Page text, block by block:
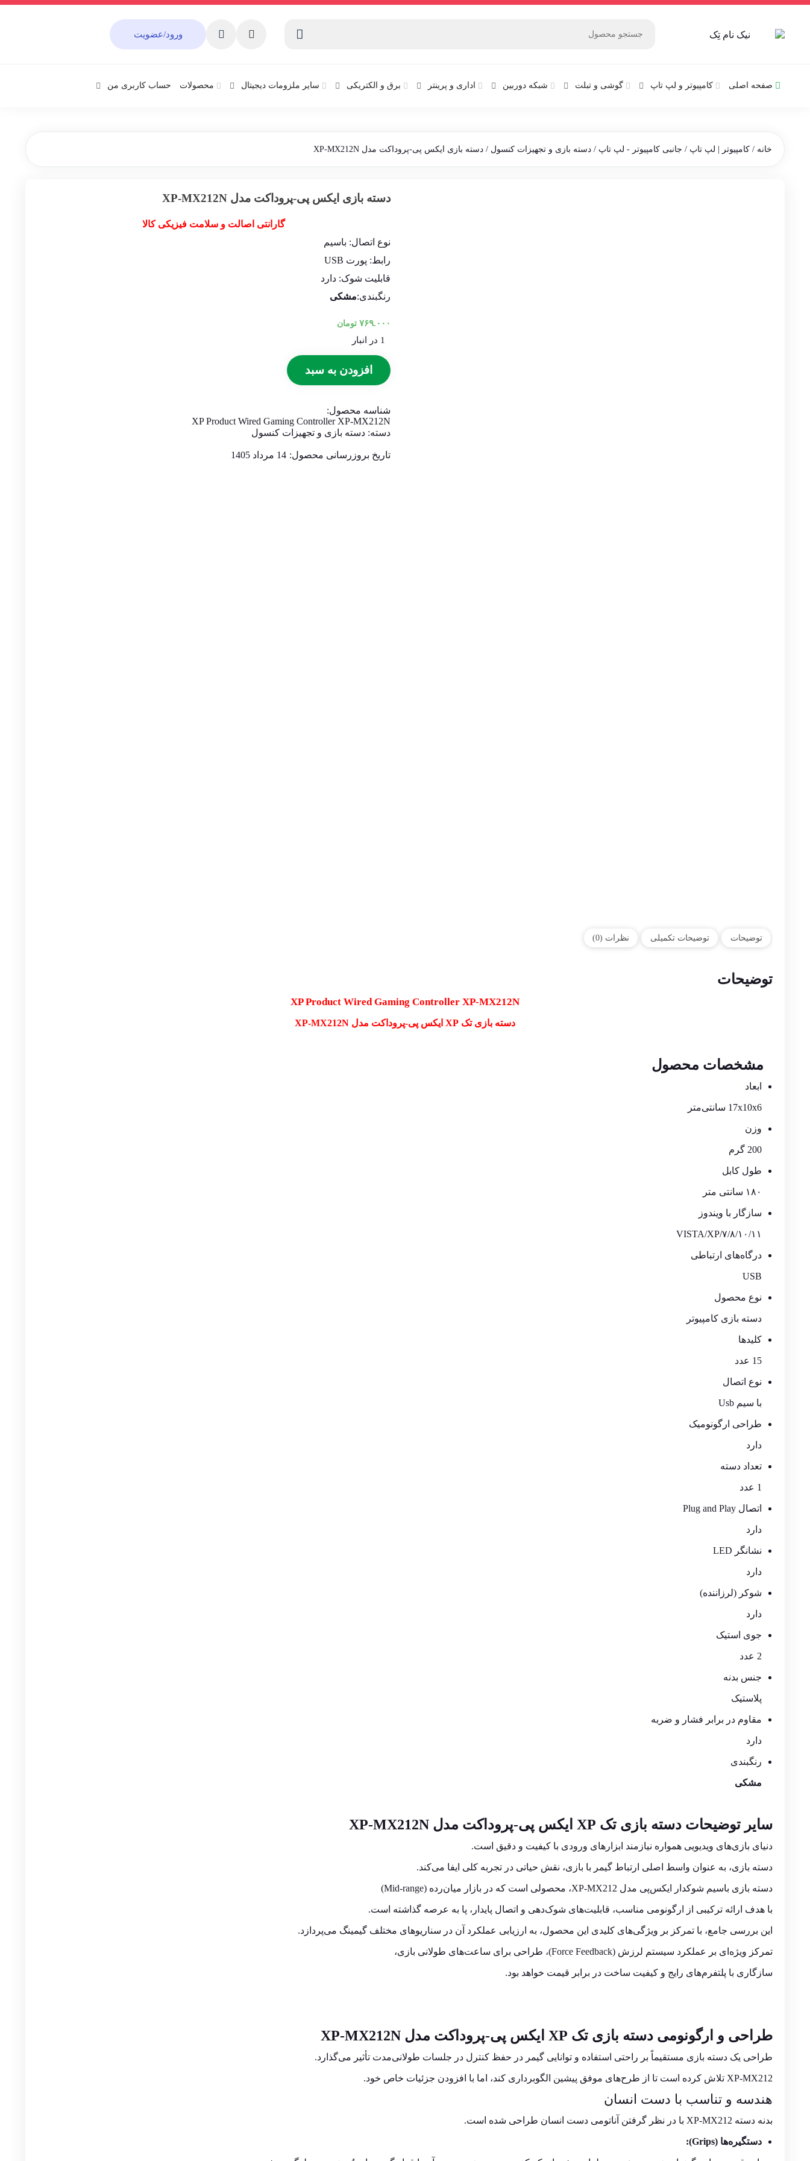
ورود/عضویت
صفحه اصلی کامپیوتر و‌‌‌‌‌ لپ تاپ گوشی و تبلت شبکه دوربین اداری و پرینتر برق و الکتریکی سایر ملزومات دیجیتال محصولات حساب کاربری من
خانه / کامپیوتر | لپ تاپ / جانبی کامپیوتر - لپ تاپ / دسته بازی و تجهیزات کنسول / دسته بازی ایکس پی-پروداکت مدل XP-MX212N
دسته بازی ایکس پی-پروداکت مدل XP-MX212N
گارانتی اصالت و سلامت فیزیکی کالا
نوع اتصال: باسیم
رابط: پورت USB
قابلیت شوک: دارد
رنگبندی:مشکی
۷۶۹.۰۰۰ تومان
1 در انبار
افزودن به سبد
شناسه محصول:
XP Product Wired Gaming Controller XP-MX212N
دسته:دسته بازی و تجهیزات کنسول
تاریخ بروزرسانی محصول: 14 مرداد 1405
توضیحات توضیحات تکمیلی نظرات (0)
توضیحات
XP Product Wired Gaming Controller XP-MX212N
دسته بازی تک XP ایکس پی-پروداکت مدل XP-MX212N
مشخصات محصول
ابعاد
17x10x6 سانتی‌متر
وزن
200 گرم
طول کابل
۱۸۰ سانتی متر
سازگار با ویندوز
۷/۸/۱۰/۱۱/VISTA/XP
درگاه‌های ارتباطی
USB
نوع محصول
دسته بازی کامپیوتر
کلیدها
15 عدد
نوع اتصال
با سیم Usb
طراحی ارگونومیک
دارد
تعداد دسته
1 عدد
اتصال Plug and Play
دارد
نشانگر LED
دارد
شوکر (لرزاننده)
دارد
جوی استیک
2 عدد
جنس بدنه
پلاستیک
مقاوم در برابر فشار و ضربه
دارد
رنگبندی
مشکی
سایر توضیحات دسته بازی تک XP ایکس پی-پروداکت مدل XP-MX212N
دنیای بازی‌های ویدیویی همواره نیازمند ابزارهای ورودی با کیفیت و دقیق است.
دسته بازی، به عنوان واسط اصلی ارتباط گیمر با بازی، نقش حیاتی در تجربه کلی ایفا می‌کند.
دسته بازی باسیم شوکدار ایکس‌پی مدل XP-MX212، محصولی است که در بازار میان‌رده (Mid-range)
با هدف ارائه ترکیبی از ارگونومی مناسب، قابلیت‌های شوک‌دهی و اتصال پایدار، پا به عرصه گذاشته است.
این بررسی جامع، با تمرکز بر ویژگی‌های کلیدی این محصول، به ارزیابی عملکرد آن در سناریوهای مختلف گیمینگ می‌پردازد.
تمرکز ویژه‌ای بر عملکرد سیستم لرزش (Force Feedback)، طراحی برای ساعت‌های طولانی بازی،
سازگاری با پلتفرم‌های رایج و کیفیت ساخت در برابر قیمت خواهد بود.
طراحی و ارگونومی دسته بازی تک XP ایکس پی-پروداکت مدل XP-MX212N
طراحی یک دسته بازی مستقیماً بر راحتی استفاده و توانایی گیمر در حفظ کنترل در جلسات طولانی‌مدت تأثیر می‌گذارد.
XP-MX212 تلاش کرده است تا از طرح‌های موفق پیشین الگوبرداری کند، اما با افزودن جزئیات خاص خود.
هندسه و تناسب با دست انسان
بدنه دسته XP-MX212 با در نظر گرفتن آناتومی دست انسان طراحی شده است.
دستگیره‌ها (Grips):